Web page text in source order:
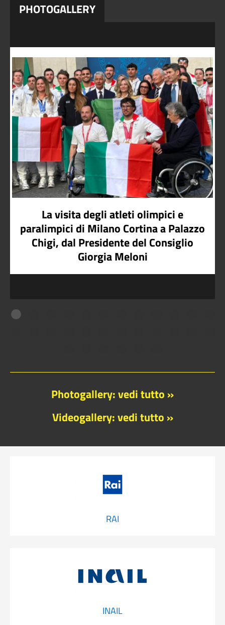
PHOTOGALLERY
La visita degli atleti olimpici e
paralimpici di Milano Cortina a Palazzo
Chigi, dal Presidente del Consiglio
Giorgia Meloni
Photogallery: vedi tutto »
Videogallery: vedi tutto »
RAI
INAIL